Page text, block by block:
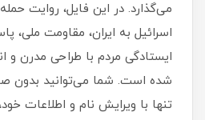
می‌گذارد. در این فایل، روایت
اسرائیل به ایران، مقاومت ملی،
ایستادگی مردم با طراحی مدرن و
شده است. شما می‌توانید بدون
تنها با ویرایش نام و اطلاعات